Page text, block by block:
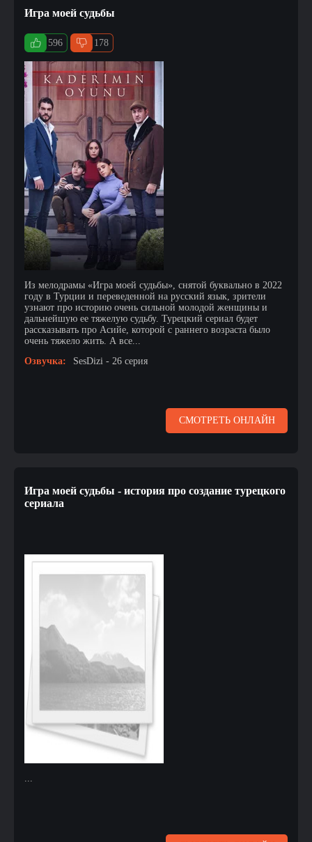
Игра моей судьбы
596 178
Из мелодрамы «Игра моей судьбы», снятой буквально в 2022
году в Турции и переведенной на русский язык, зрители
узнают про историю очень сильной молодой женщины и
дальнейшую ее тяжелую судьбу. Турецкий сериал будет
рассказывать про Асийе, которой с раннего возраста было
очень тяжело жить. А все...
Озвучка:
SesDizi - 26 серия
СМОТРЕТЬ ОНЛАЙН
Игра моей судьбы - история про создание турецкого
сериала